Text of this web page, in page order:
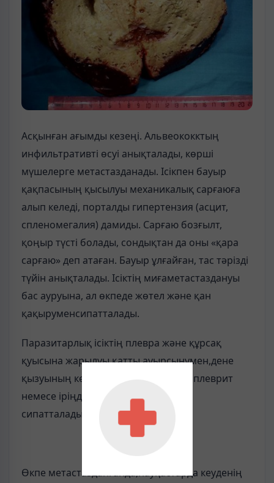
Асқынған ағымды кезеңі. Альвеококктың
инфильтративті өсуі анықталады, көрші
мүшелерге метастазданады. Ісікпен бауыр
қақпасының қысылуы механикалық сарғаюға
алып келеді, порталды гипертензия (асцит,
спленомегалия) дамиды. Сарғаю бозғылт,
қоңыр түсті болады, сондықтан да оны «қара
сарғаю» деп атаған. Бауыр ұлғайған, тас тәрізді
түйін анықталады. Ісіктің миғаметастаздануы
бас ауруына, ал өкпеде жөтел және қан
қақыруменсипатталады.
Паразитарлық ісіктің плевра және құрсақ
қуысына жарылуы қатты ауырсынумен,дене
қызуының көтерілуімен және іріңді плеврит
немесе іріңді перитонит дамуымен
сипатталады.
Өкпе метастазданғанда,науқастарда кеуденің